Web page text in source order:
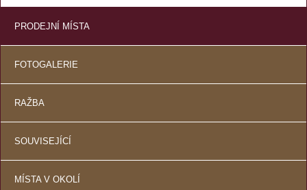
PRODEJNÍ MÍSTA
FOTOGALERIE
RAŽBA
SOUVISEJÍCÍ
MÍSTA V OKOLÍ